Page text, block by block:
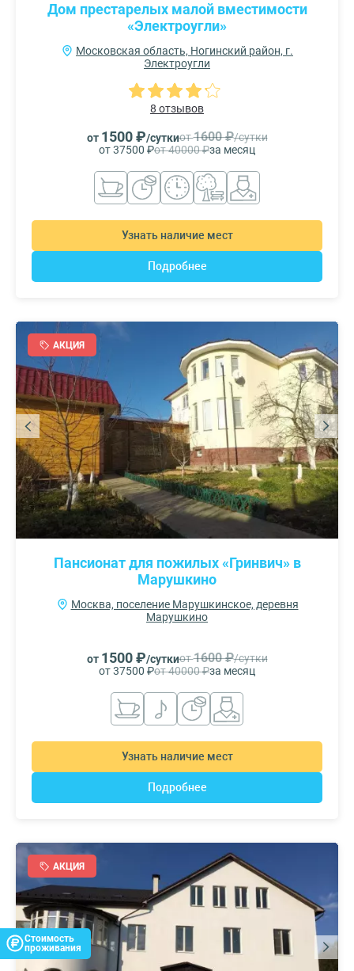
Дом престарелых малой вместимости
«Электроугли»
Московская область, Ногинский район, г.
Электроугли
8 отзывов
от 1500 ₽/суткиот1600 ₽/сутки
от 37500 ₽от 40000 ₽за месяц
Узнать наличие мест
Подробнее
АКЦИЯ
Пансионат для пожилых «Гринвич» в
Марушкино
Москва, поселение Марушкинское, деревня
Марушкино
от 1500 ₽/суткиот1600 ₽/сутки
от 37500 ₽от 40000 ₽за месяц
Узнать наличие мест
Подробнее
АКЦИЯ
Стоимость
проживания